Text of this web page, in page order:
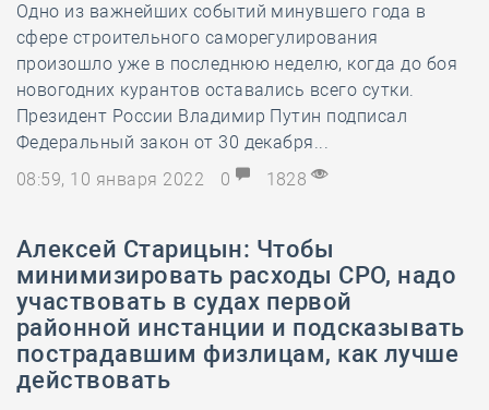
Одно из важнейших событий минувшего года в
сфере строительного саморегулирования
произошло уже в последнюю неделю, когда до боя
новогодних курантов оставались всего сутки.
Президент России Владимир Путин подписал
Федеральный закон от 30 декабря...
08:59, 10 января 2022
0 1828
Алексей Старицын: Чтобы
минимизировать расходы СРО, надо
участвовать в судах первой
районной инстанции и подсказывать
пострадавшим физлицам, как лучше
действовать